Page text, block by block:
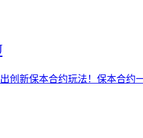
创新保本合约玩法！保本合